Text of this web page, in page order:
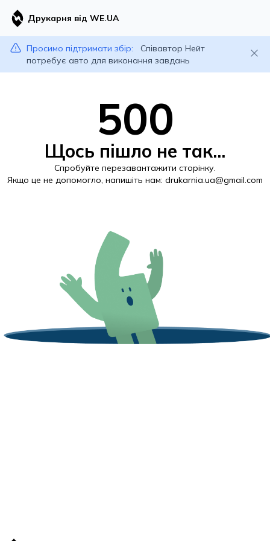
Друкарня від WE.UA
Просимо підтримати збір:
Співавтор Нейт
потребує авто для виконання завдань
500
Щось пішло не так...
Спробуйте перезавантажити сторінку.
Якщо це не допомогло, напишіть нам: drukarnia.ua@gmail.com